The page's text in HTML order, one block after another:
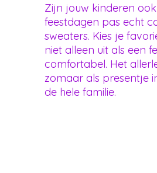
Zijn jouw kinderen
feestdagen pas echt
sweaters. Kies je
niet alleen uit als een
comfortabel. Het
zomaar als presentje
de hele familie.